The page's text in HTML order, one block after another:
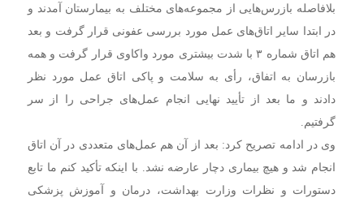
بلافاصله بازرس‌هایی از مجموعه‌های مختلف به بیمارستان آمدند و
در ابتدا سایر اتاق‌های عمل مورد بررسی عفونی قرار گرفت و بعد
هم اتاق شماره ۳ با شدت بیشتری مورد واکاوی قرار گرفت و همه
بازرسان به اتفاق، رأی به سلامت و پاکی اتاق عمل مورد نظر
دادند و ما بعد از تأیید نهایی انجام عمل‌های جراحی را از سر
گرفتیم.
وی در ادامه تصریح کرد: بعد از آن هم عمل‌های متعددی در آن اتاق
انجام شد و هیچ بیماری دچار عارضه نشد. با اینکه تأکید کنم ما تابع
دستورات و نظرات وزارت بهداشت، درمان و آموزش پزشکی